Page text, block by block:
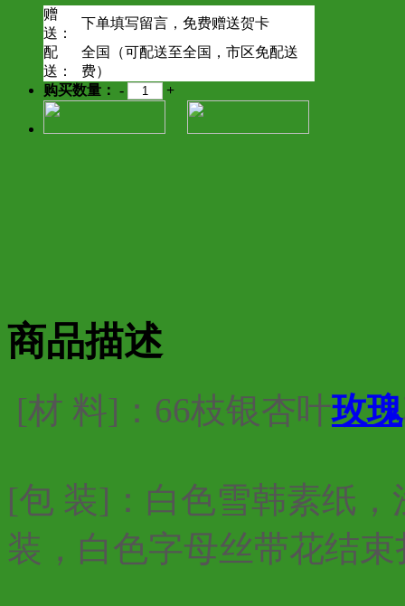
赠
送：
下单填写留言，免费赠送贺卡
配
送：
全国（可配送至全国，市区免配送
费）
购买数量： - +
商品描述
[材 料]：66枝银杏叶玫瑰
[包 装]：白色雪韩素纸
装，白色字母丝带花结束